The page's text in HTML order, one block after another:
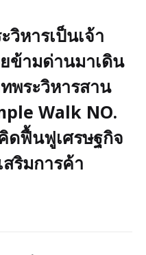
วิหารเป็นเจ้า
ข้ามด่านมาเดิน
พระวิหารสาน
Walk NO.
ดฟื้นฟูเศรษฐกิจ
สริมการค้า